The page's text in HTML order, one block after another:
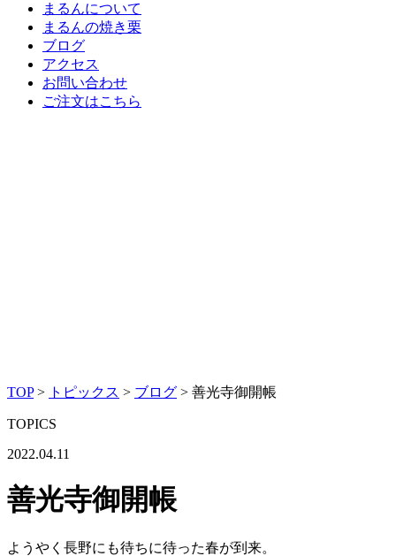
まるんについて
まるんの焼き栗
ブログ
アクセス
お問い合わせ
ご注文はこちら
TOP> トピックス > ブログ > 善光寺御開帳
TOPICS
2022.04.11
善光寺御開帳
ようやく長野にも待ちに待った春が到来。